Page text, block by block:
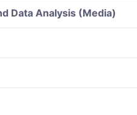
Data Analysis (Media)